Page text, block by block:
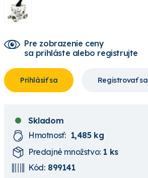
Pre zobrazenie ceny
sa prihláste alebo registrujte
Prihlásiť sa Registrovať sa
Skladom
Hmotnosť: 1,485 kg
Predajné množstvo: 1 ks
Kód: 899141